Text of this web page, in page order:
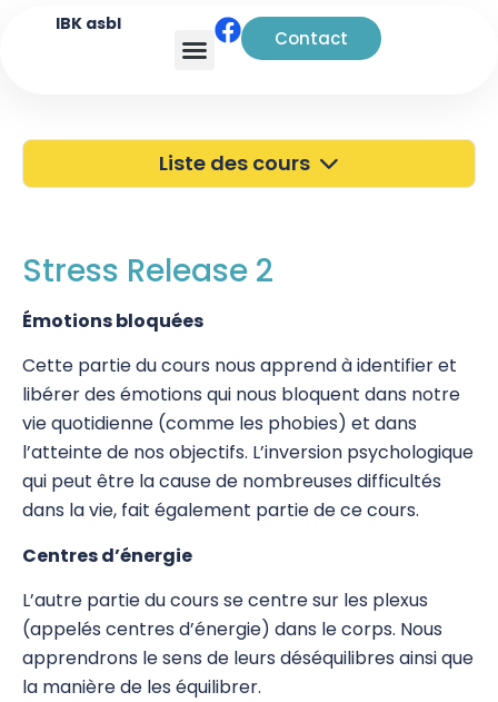
IBK asbl
Contact
Liste des cours
Portes Ouvertes
Kinésiologie
Touch For Health
Wellness Kinesiology/Stress Release
Stress Release 2
Stress Release 3
Stress Release 2
Émotions bloquées
Cette partie du cours nous apprend à identifier et
libérer des émotions qui nous bloquent dans notre
vie quotidienne (comme les phobies) et dans
l’atteinte de nos objectifs. L’inversion psychologique
qui peut être la cause de nombreuses difficultés
dans la vie, fait également partie de ce cours.
Centres d’énergie
L’autre partie du cours se centre sur les plexus
(appelés centres d’énergie) dans le corps. Nous
apprendrons le sens de leurs déséquilibres ainsi que
la manière de les équilibrer.